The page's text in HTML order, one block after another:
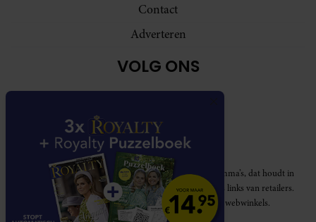
Contact
Adverteren
VOLG ONS
Royalty participeert in diverse affiliate marketing programma’s, dat houdt in
dat Royalty commissies ontvangt voor aankopen middels links van retailers.
Deze website wordt niet gesponsord door de genoemde webwinkels.